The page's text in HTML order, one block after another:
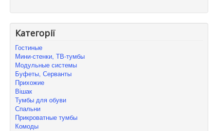
Категорії
Гостиные
Мини-стенки, ТВ-тумбы
Модульные системы
Буфеты, Серванты
Прихожие
Вішак
Тумбы для обуви
Спальни
Прикроватные тумбы
Комоды